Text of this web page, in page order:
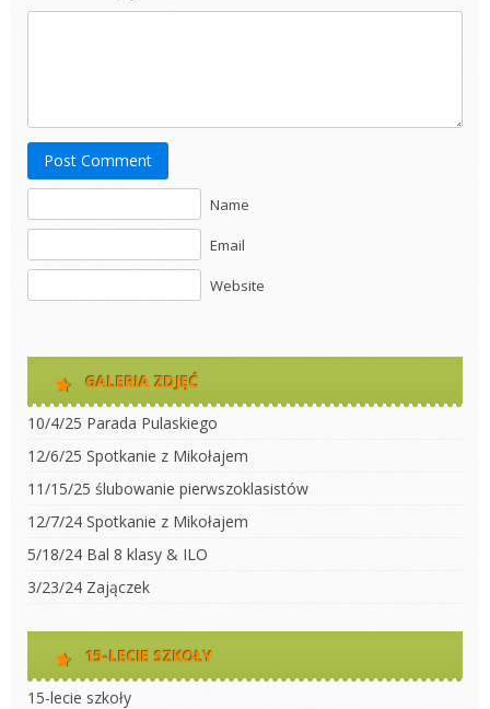
Post Comment
Name
Email
Website
GALERIA ZDJĘĆ
10/4/25 Parada Pulaskiego
12/6/25 Spotkanie z Mikołajem
11/15/25 ślubowanie pierwszoklasistów
12/7/24 Spotkanie z Mikołajem
5/18/24 Bal 8 klasy & ILO
3/23/24 Zajączek
15-LECIE SZKOŁY
15-lecie szkoły